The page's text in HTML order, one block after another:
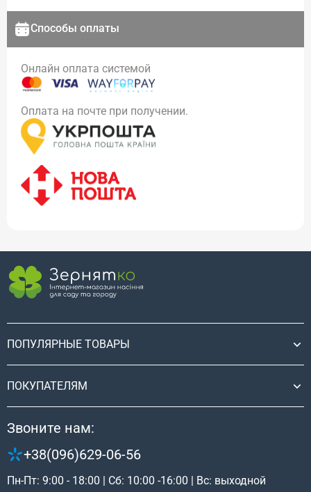
Способы оплаты
Онлайн оплата системой
Оплата на почте при получении.
ПОПУЛЯРНЫЕ ТОВАРЫ
ПОКУПАТЕЛЯМ
Звоните нам:
+38(096)629-06-56
Пн-Пт: 9:00 - 18:00 | Сб: 10:00 -16:00 | Вс: выходной